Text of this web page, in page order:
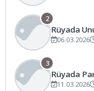
2
Rüyada
06.03.2026
3
Rüyada
Gelir?
11.03.2026